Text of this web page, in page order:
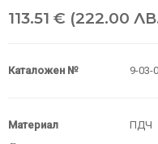
113.51 € (222.00
Каталожен № 9-03-
Материал
ПДЧ